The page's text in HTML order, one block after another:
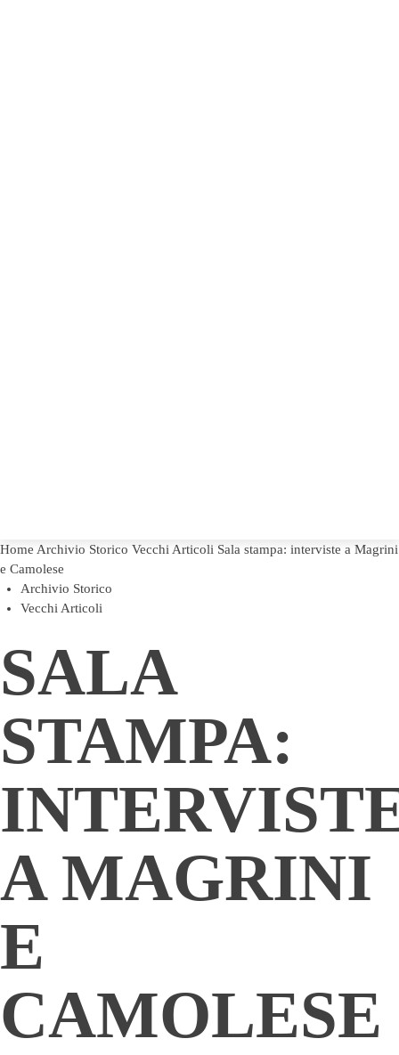
Home Archivio Storico Vecchi Articoli Sala stampa: interviste a Magrini
e Camolese
Archivio Storico
Vecchi Articoli
SALA
STAMPA:
A MAGRINI
E
CAMOLESE